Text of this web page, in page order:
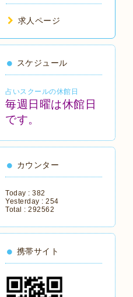
求人ページ
スケジュール
占いスクールの休館日
毎週日曜は休館日
です。
カウンター
Today : 382
Yesterday : 254
Total : 292562
携帯サイト